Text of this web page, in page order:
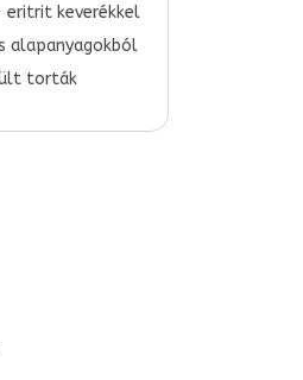
eritrit keverékkel
alapanyagokból
torták